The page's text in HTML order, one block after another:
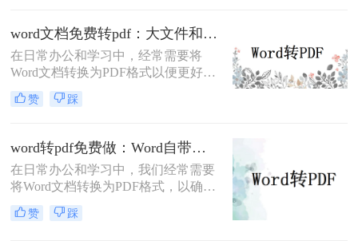
转换pdf呢？本文将介绍三种常用的方
法来实现这一转换。
word文档免费转pdf：大文件和小文件别用同一个方法！
在日常办公和学习中，经常需要将
Word文档转换为PDF格式以便更好地
分享、打印或存档。PDF格式具有跨
平台兼容性好、文件保护性强、打印
文件分享。那么word文档如何免费转
换成pdf呢？本文将详细介绍几种常用
的方法来实现这一目标。
赞 踩
word转pdf免费做：Word自带导出和在线工具效果差在哪！
在日常办公和学习中，我们经常需要
将Word文档转换为PDF格式，以确保
文档的稳定性和兼容性，便于分享和
打印。那么word转pdf怎么转免费呢？
赞 踩